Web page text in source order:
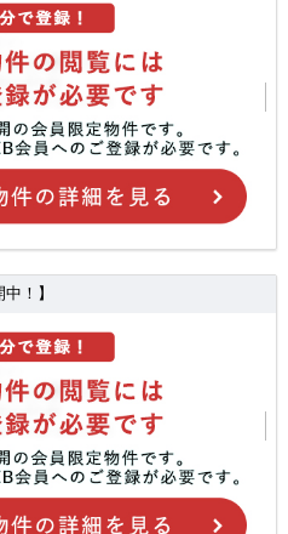
！】